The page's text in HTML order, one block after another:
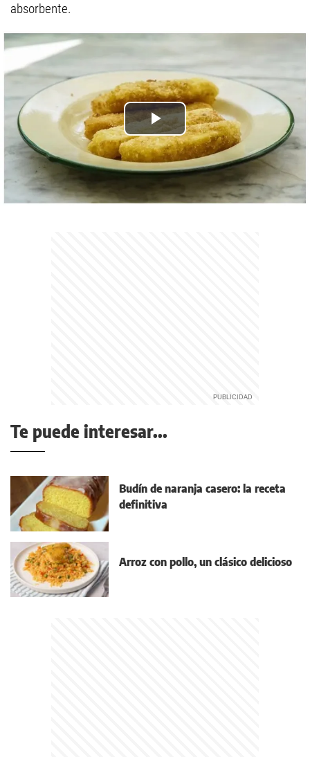
absorbente.
Te puede interesar...
Budín de naranja casero: la receta
definitiva
Arroz con pollo, un clásico delicioso